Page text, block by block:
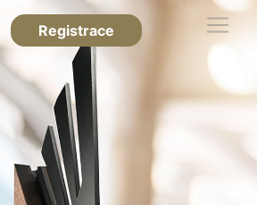
Registrace